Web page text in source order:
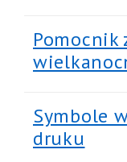
Pomocnik
Symbole
druku